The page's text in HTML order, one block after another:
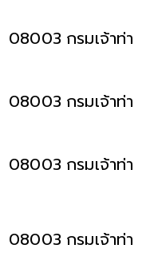
08003 กรมเจ้าท่า
08003 กรมเจ้าท่า
08003 กรมเจ้าท่า
08003 กรมเจ้าท่า